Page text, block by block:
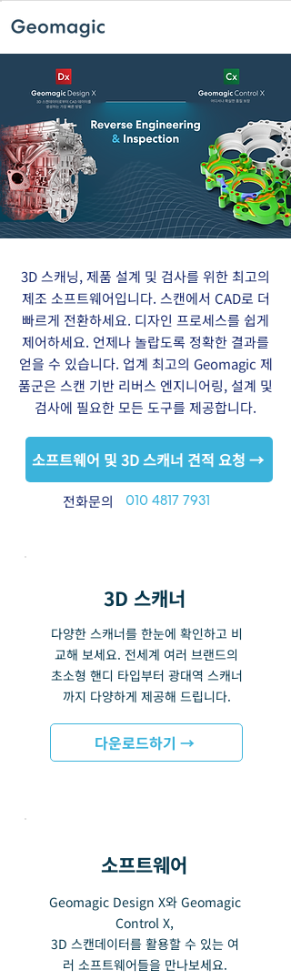
3D 스캐닝, 제품 설계 및 검사를 위한 최고의
제조 소프트웨어입니다. 스캔에서 CAD로 더
빠르게 전환하세요. 디자인 프로세스를 쉽게
제어하세요. 언제나 놀랍도록 정확한 결과를
얻을 수 있습니다. 업계 최고의 Geomagic 제
품군은 스캔 기반 리버스 엔지니어링, 설계 및
검사에 필요한 모든 도구를 제공합니다.
소프트웨어 및 3D 스캐너 견적 요청 →
​전화문의 010 4817 7931
3D 스캐너
다양한 스캐너를 한눈에 확인하고 비
교해 보세요. 전세계 여러 브랜드의
초소형 핸디 타입부터 광대역 스캐너
까지 다양하게 제공해 드립니다.
다운로드하기 →
​소프트웨어
Geomagic Design X와 Geomagic
Control X,
3D 스캔데이터를 활용할 수 있는 여
러 소프트웨어들을 만나보세요.